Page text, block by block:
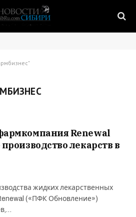
Renewal
лекарств в
жидких лекарственных
(«ПФК Обновление»)